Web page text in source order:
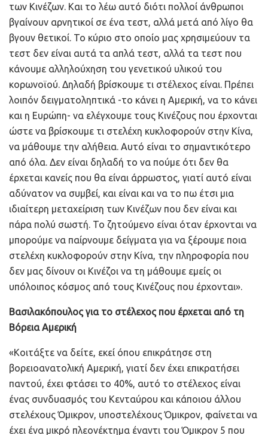
των Κινέζων. Και το λέω αυτό διότι πολλοί άνθρωποι
βγαίνουν αρνητικοί σε ένα τεστ, αλλά μετά από λίγο θα
βγουν θετικοί. Το κύριο στο οποίο μας χρησιμεύουν τα
τεστ δεν είναι αυτά τα απλά τεστ, αλλά τα τεστ που
κάνουμε αλληλούχηση του γενετικού υλικού του
κορωνοϊού. Δηλαδή βρίσκουμε τι στέλεχος είναι. Πρέπει
λοιπόν δειγματοληπτικά -το κάνει η Αμερική, να το κάνει
και η Ευρώπη- να ελέγχουμε τους Κινέζους που έρχονται
ώστε να βρίσκουμε τι στελέχη κυκλοφορούν στην Κίνα,
να μάθουμε την αλήθεια. Αυτό είναι το σημαντικότερο
από όλα. Δεν είναι δηλαδή το να πούμε ότι δεν θα
έρχεται κανείς που θα είναι άρρωστος, γιατί αυτό είναι
αδύνατον να συμβεί, και είναι και να το πω έτσι μια
ιδιαίτερη μεταχείριση των Κινέζων που δεν είναι και
πάρα πολύ σωστή. Το ζητούμενο είναι όταν έρχονται να
μπορούμε να παίρνουμε δείγματα για να ξέρουμε ποια
στελέχη κυκλοφορούν στην Κίνα, την πληροφορία που
δεν μας δίνουν οι Κινέζοι να τη μάθουμε εμείς οι
υπόλοιπος κόσμος από τους Κινέζους που έρχονται».
Βασιλακόπουλος για το στέλεχος που έρχεται από τη
Βόρεια Αμερική
«Κοιτάξτε να δείτε, εκεί όπου επικράτησε στη
βορειοανατολική Αμερική, γιατί δεν έχει επικρατήσει
παντού, έχει φτάσει το 40%, αυτό το στέλεχος είναι
ένας συνδυασμός του Κενταύρου και κάποιου άλλου
στελέχους Όμικρον, υποστελέχους Όμικρον, φαίνεται να
έχει ένα μικρό πλεονέκτημα έναντι του Όμικρον 5 που